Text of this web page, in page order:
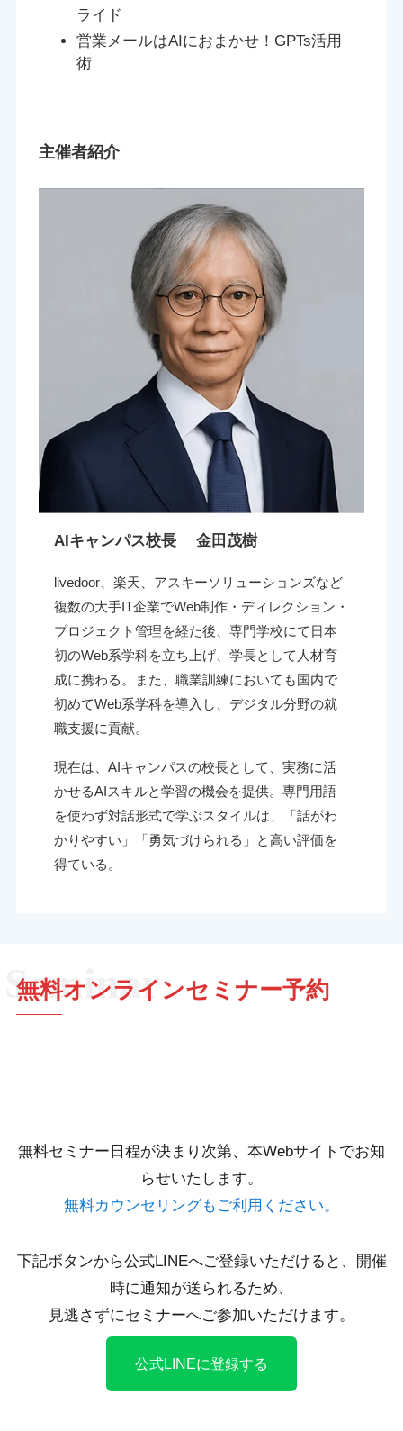
ライド
営業メールはAIにおまかせ！GPTs活用
術
主催者紹介
AIキャンパス校長 金田茂樹
livedoor、楽天、アスキーソリューションズなど
複数の大手IT企業でWeb制作・ディレクション・
プロジェクト管理を経た後、専門学校にて日本
初のWeb系学科を立ち上げ、学長として人材育
成に携わる。また、職業訓練においても国内で
初めてWeb系学科を導入し、デジタル分野の就
職支援に貢献。
現在は、AIキャンパスの校長として、実務に活
かせるAIスキルと学習の機会を提供。専門用語
を使わず対話形式で学ぶスタイルは、「話がわ
かりやすい」「勇気づけられる」と高い評価を
得ている。
無料オンラインセミナー予約
無料セミナー日程が決まり次第、本Webサイトでお知
らせいたします。
無料カウンセリングもご利用ください。
下記ボタンから公式LINEへご登録いただけると、開催
時に通知が送られるため、
見逃さずにセミナーへご参加いただけます。
公式LINEに登録する